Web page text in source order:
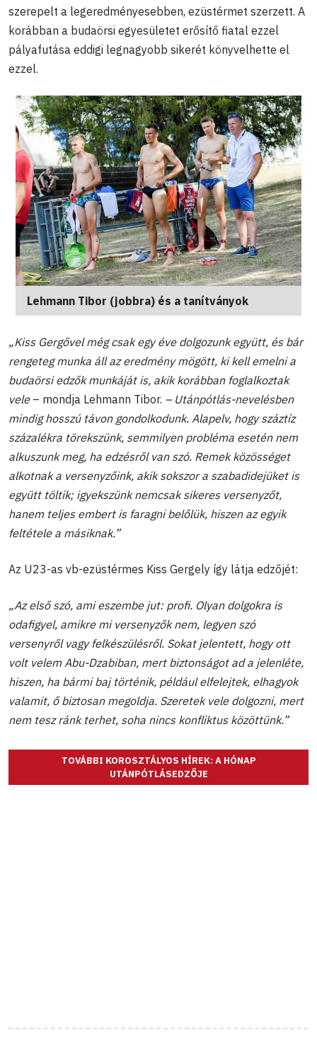
szerepelt a legeredményesebben, ezüstérmet szerzett. A
korábban a budaörsi egyesületet erősítő fiatal ezzel
pályafutása eddigi legnagyobb sikerét könyvelhette el
ezzel.
Lehmann Tibor (jobbra) és a tanítványok
„Kiss Gergővel még csak egy éve dolgozunk együtt, és bár
rengeteg munka áll az eredmény mögött, ki kell emelni a
budaörsi edzők munkáját is, akik korábban foglalkoztak
vele– mondja Lehmann Tibor. – Utánpótlás-nevelésben
mindig hosszú távon gondolkodunk. Alapelv, hogy száztíz
százalékra törekszünk, semmilyen probléma esetén nem
alkuszunk meg, ha edzésről van szó. Remek közösséget
alkotnak a versenyzőink, akik sokszor a szabadidejüket is
együtt töltik; igyekszünk nemcsak sikeres versenyzőt,
hanem teljes embert is faragni belőlük, hiszen az egyik
feltétele a másiknak.”
Az U23-as vb-ezüstérmes Kiss Gergely így látja edzőjét:
„Az első szó, ami eszembe jut: profi. Olyan dolgokra is
odafigyel, amikre mi versenyzők nem, legyen szó
versenyről vagy felkészülésről. Sokat jelentett, hogy ott
volt velem Abu-Dzabiban, mert biztonságot ad a jelenléte,
hiszen, ha bármi baj történik, például elfelejtek, elhagyok
valamit, ő biztosan megoldja. Szeretek vele dolgozni, mert
nem tesz ránk terhet, soha nincs konfliktus közöttünk.”
TOVÁBBI KOROSZTÁLYOS HÍREK: A HÓNAP
UTÁNPÓTLÁSEDZŐJE